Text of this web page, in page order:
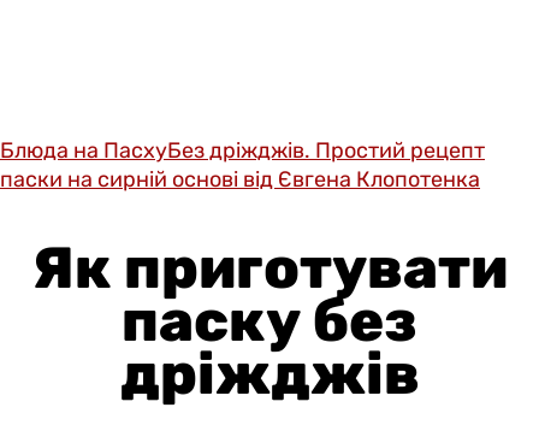
Блюда на ПасхуБез дріжджів. Простий рецепт
паски на сирній основі від Євгена Клопотенка
Як приготувати
паску без
дріжджів